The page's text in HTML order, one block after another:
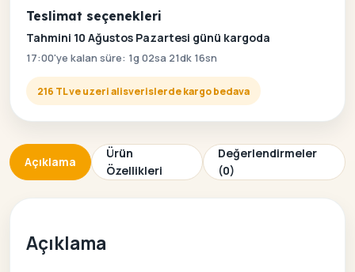
Teslimat seçenekleri
Tahmini 10 Ağustos Pazartesi günü kargoda
17:00'ye kalan süre: 1g 02sa 21dk 16sn
216 TL ve uzeri alisverislerde kargo bedava
Açıklama
Ürün
Özellikleri
Değerlendirmeler
(0)
Açıklama